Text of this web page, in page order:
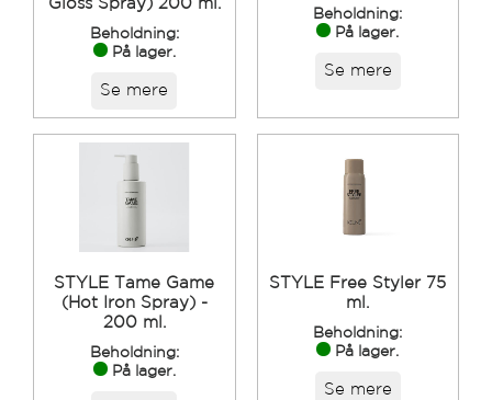
Gloss Spray) 200 ml.
Beholdning:
På lager.
Se mere
Beholdning:
På lager.
Se mere
STYLE Tame Game
(Hot Iron Spray) -
200 ml.
Beholdning:
På lager.
STYLE Free Styler 75
ml.
Beholdning:
På lager.
Se mere